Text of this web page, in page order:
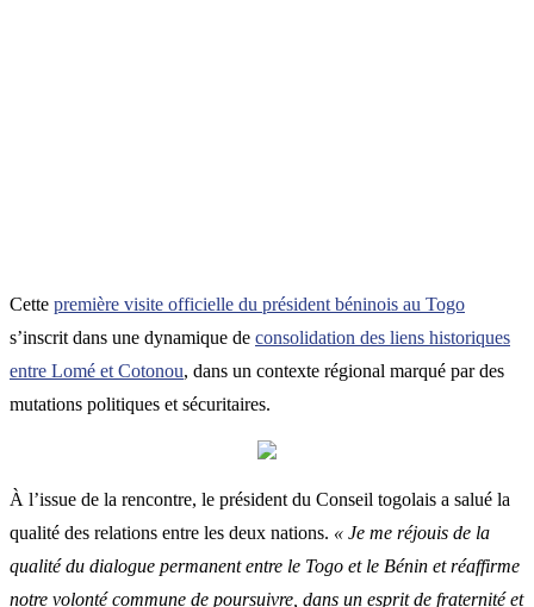
Cette première visite officielle du président béninois au Togo
s’inscrit dans une dynamique de consolidation des liens historiques
entre Lomé et Cotonou, dans un contexte régional marqué par des
mutations politiques et sécuritaires.
À l’issue de la rencontre, le président du Conseil togolais a salué la
qualité des relations entre les deux nations. « Je me réjouis de la
qualité du dialogue permanent entre le Togo et le Bénin et réaffirme
notre volonté commune de poursuivre, dans un esprit de fraternité et